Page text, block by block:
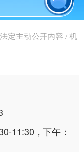
法定主动公开内容 /机
11:30，下午：